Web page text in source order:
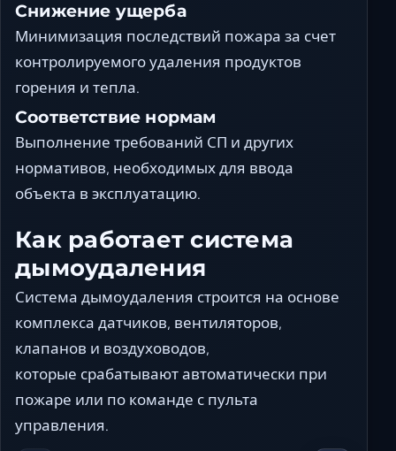
Снижение ущерба
Минимизация последствий пожара за счет
контролируемого удаления продуктов
горения и тепла.
Соответствие нормам
Выполнение требований СП и других
нормативов, необходимых для ввода
объекта в эксплуатацию.
Как работает система
дымоудаления
Система дымоудаления строится на основе
комплекса датчиков, вентиляторов,
клапанов и воздуховодов,
которые срабатывают автоматически при
пожаре или по команде с пульта
управления.